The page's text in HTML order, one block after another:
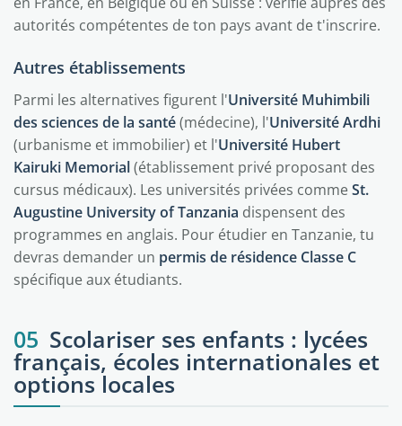
autorités compétentes de ton pays avant de t'inscrire.
Autres établissements
Parmi les alternatives figurent l'Université Muhimbili
des sciences de la santé(médecine), l'Université Ardhi
(urbanisme et immobilier) et l'Université Hubert
Kairuki Memorial(établissement privé proposant des
cursus médicaux). Les universités privées commeSt.
Augustine University of Tanzania dispensent des
programmes en anglais. Pour étudier en Tanzanie, tu
devras demander un permis de résidence Classe C
spécifique aux étudiants.
05 Scolariser ses enfants : lycées
français, écoles internationales et
options locales